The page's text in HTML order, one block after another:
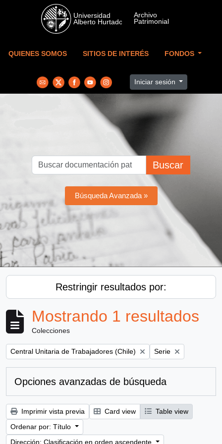
Skip to main content
QUIENES SOMOS SITIOS DE INTERÉS FONDOS
Iniciar sesión
Buscar
Búsqueda Avanzada »
Restringir resultados por:
Mostrando 1 resultados
Colecciones
Remove filter:
Central Unitaria de Trabajadores (Chile) Remove filter:
Serie
Opciones avanzadas de búsqueda
Imprimir vista previa Card view
Table view
Ordenar por: Título
Dirección: Clasificación en orden ascendente